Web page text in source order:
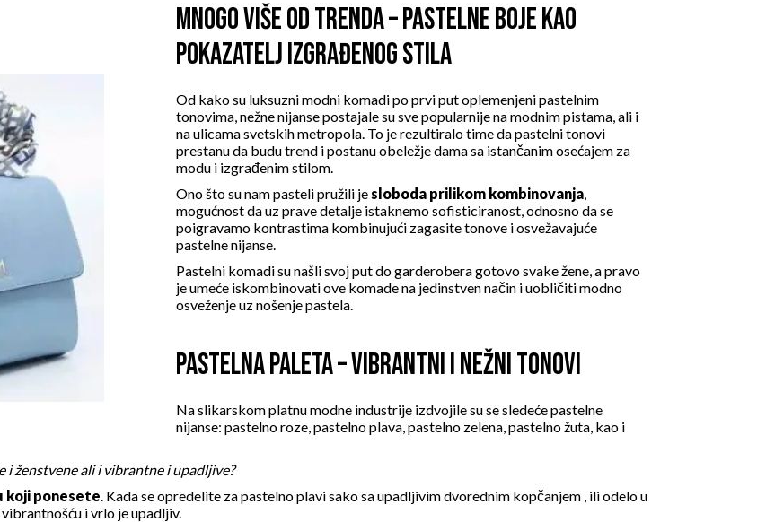
MNOGO VIŠE OD TRENDA – PASTELNE BOJE KAO
POKAZATELJ IZGRAĐENOG STILA
Od kako su luksuzni modni komadipo prvi put oplemenjeni pastelnim
tonovima, nežne nijanse postajale su sve popularnije na modnim pistama, ali i
na ulicama svetskih metropola. To je rezultiralo time da pastelni tonovi
prestanu da budu trend i postanu obeležje dama sa istančanim osećajem za
modu i izgrađenim stilom.
Ono što su nam pasteli pružili je sloboda prilikom kombinovanja
mogućnost da uz prave detalje istaknemo sofisticiranost, odnosno da se
poigravamo kontrastima kombinujući zagasite tonove i osvežavajuće
pastelne nijanse.
Pastelni komadi su našli svoj put do garderobera gotovo svake žene, a pravo
je umeće iskombinovati ove komade na jedinstven način i uobličiti modno
osveženje uz nošenje pastela.
PASTELNA PALETA – VIBRANTNI I NEŽNI TONOVI
Na slikarskom platnu modne industrije izdvojile su se sledeće pastelne
nijanse: pastelno roze, pastelno plava, pastelno zelena, pastelno žuta, kao i
i ženstvene ali i vibrantne i upadljive?
koji ponesete . Kada se opredelite zapastelno plavi sakosa upadljivim dvorednim kopčanjem , ili odelo u
i vrlo je upadljiv.